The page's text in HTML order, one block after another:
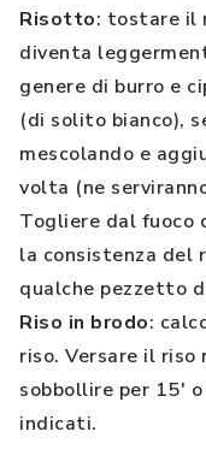
Risotto: tostare il
diventa
genere di burro e
(di solito bianco),
mescolando e
volta (ne
Togliere dal fuoco
la consistenza del
qualche pezzetto
Riso in brodo:
riso. Versare il
sobbollire per 15'
indicati.